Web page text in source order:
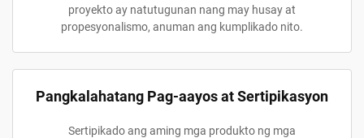
proyekto ay natutugunan nang may husay at
propesyonalismo, anuman ang kumplikado nito.
Pangkalahatang Pag-aayos at Sertipikasyon
Sertipikado ang aming mga produkto ng mga